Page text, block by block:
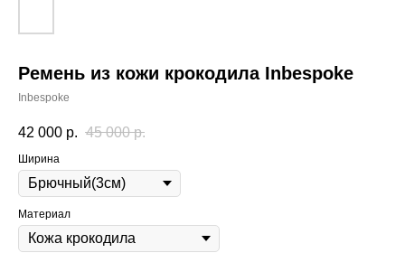
Ремень из кожи крокодила Inbespoke
Inbespoke
42 000 р. 45 000 р.
Ширина
Материал